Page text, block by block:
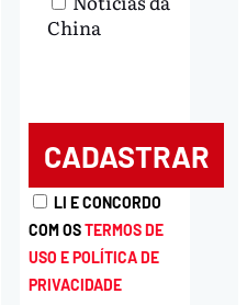
China
LI E CONCORDO
COM OSTERMOS DE
USO E POLÍTICA DE
PRIVACIDADE